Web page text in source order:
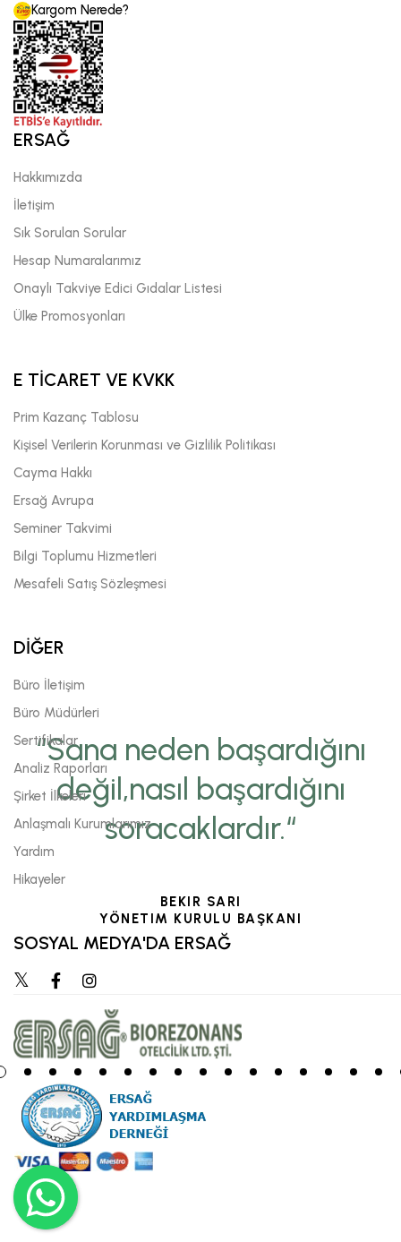
“Sana neden başardığını
değil,nasıl başardığını
soracaklardır.“
BEKIR SARI
YÖNETIM KURULU BAŞKANI
Kargom Nerede?
ERSAĞ
Hakkımızda
İletişim
Sık Sorulan Sorular
Hesap Numaralarımız
Onaylı Takviye Edici Gıdalar Listesi
Ülke Promosyonları
E TİCARET VE KVKK
Prim Kazanç Tablosu
Kişisel Verilerin Korunması ve Gizlilik Politikası
Cayma Hakkı
Ersağ Avrupa
Seminer Takvimi
Bilgi Toplumu Hizmetleri
Mesafeli Satış Sözleşmesi
DİĞER
Büro İletişim
Büro Müdürleri
Sertifikalar
Analiz Raporları
Şirket İlkeleri
Anlaşmalı Kurumlarımız
Yardım
Hikayeler
SOSYAL MEDYA'DA ERSAĞ